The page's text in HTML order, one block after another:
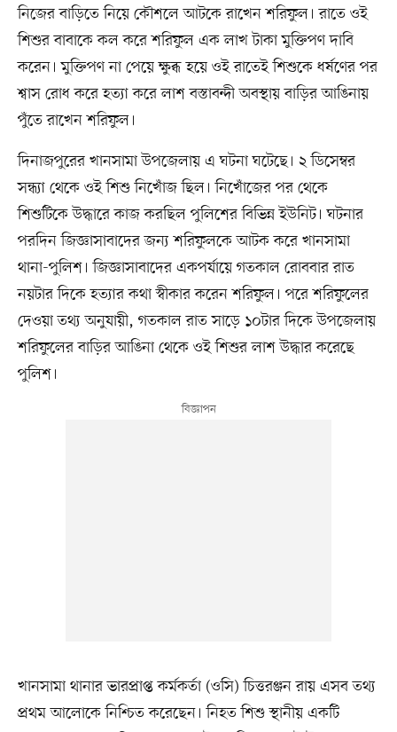
নিজের বাড়িতে নিয়ে কৌশলে আটকে রাখেন শরিফুল। রাতে ওই
শিশুর বাবাকে কল করে শরিফুল এক লাখ টাকা মুক্তিপণ দাবি
করেন। মুক্তিপণ না পেয়ে ক্ষুব্ধ হয়ে ওই রাতেই শিশুকে ধর্ষণের পর
শ্বাস রোধ করে হত্যা করে লাশ বস্তাবন্দী অবস্থায় বাড়ির আঙিনায়
পুঁতে রাখেন শরিফুল।
দিনাজপুরের খানসামা উপজেলায় এ ঘটনা ঘটেছে। ২ ডিসেম্বর
সন্ধ্যা থেকে ওই শিশু নিখোঁজ ছিল। নিখোঁজের পর থেকে
শিশুটিকে উদ্ধারে কাজ করছিল পুলিশের বিভিন্ন ইউনিট। ঘটনার
পরদিন জিজ্ঞাসাবাদের জন্য শরিফুলকে আটক করে খানসামা
থানা-পুলিশ। জিজ্ঞাসাবাদের একপর্যায়ে গতকাল রোববার রাত
নয়টার দিকে হত্যার কথা স্বীকার করেন শরিফুল। পরে শরিফুলের
দেওয়া তথ্য অনুযায়ী, গতকাল রাত সাড়ে ১০টার দিকে উপজেলায়
শরিফুলের বাড়ির আঙিনা থেকে ওই শিশুর লাশ উদ্ধার করেছে
পুলিশ।
খানসামা থানার ভারপ্রাপ্ত কর্মকর্তা (ওসি) চিত্তরঞ্জন রায় এসব তথ্য
প্রথম আলোকে নিশ্চিত করেছেন। নিহত শিশু স্থানীয় একটি